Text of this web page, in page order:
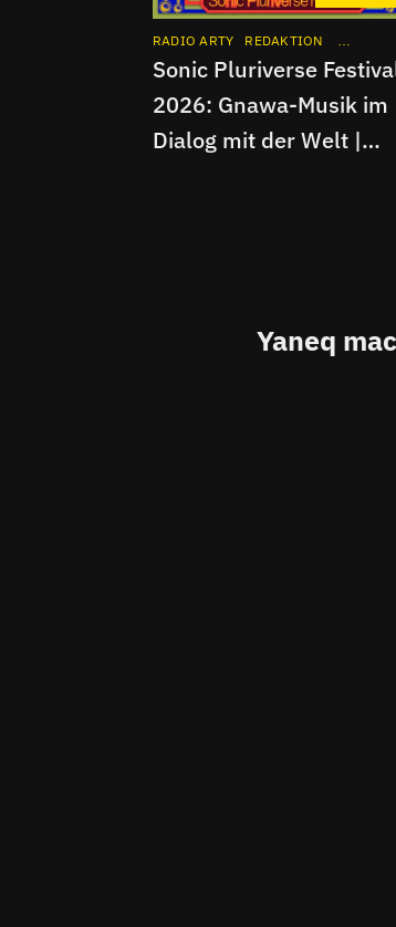
RADIO ARTY REDAKTION
Sonic Pluriverse
2026: Gnawa-Musik im
Dialog mit der Welt |
Yaneq